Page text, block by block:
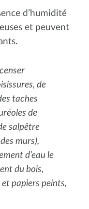
d’humidité
et peuvent
de
taches
de
salpêtre
murs),
d’eau le
du bois,
papiers peints,